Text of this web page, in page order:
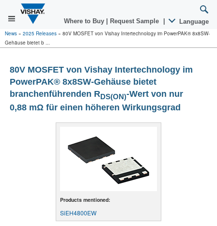
Where to Buy Request Sample Language
News » 2025 Releases » 80V MOSFET von Vishay Intertechnology im PowerPAK® 8x8SW-
Gehäuse bietet b ...
80V MOSFET von Vishay Intertechnology im
PowerPAK® 8x8SW-Gehäuse bietet
branchenführenden RDS(ON)-Wert von nur
0,88 mΩ für einen höheren Wirkungsgrad
Products mentioned:
SiEH4800EW